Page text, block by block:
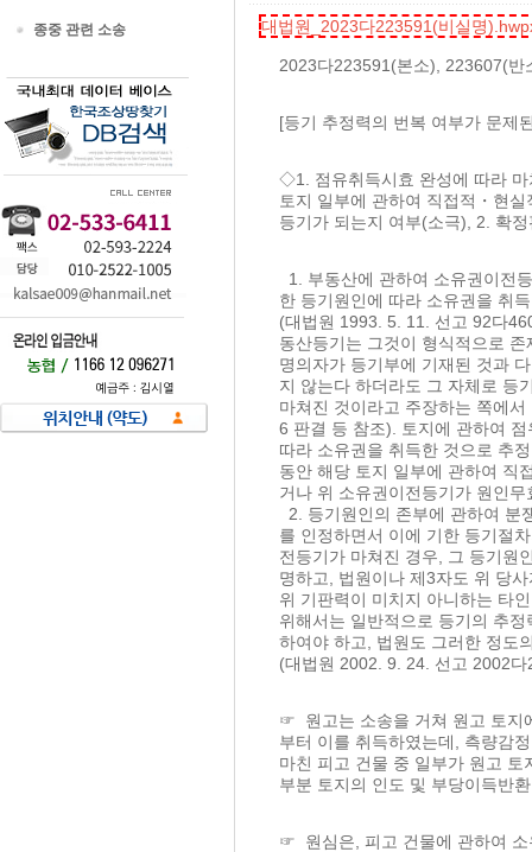
종중 관련 소송 대법원_2023다223591(비실명
2023다223591(본소), 223607(
[등기 추정력의 번복 여부가 문제
◇1. 점유취득시효 완성에 따라 마
토지 일부에 관하여 직접적・현
등기가 되는지 여부(소극), 2. 확
1. 부동산에 관하여 소유권이전
한 등기원인에 따라 소유권을 취
(대법원 1993. 5. 11. 선고 92다
동산등기는 그것이 형식적으로
명의자가 등기부에 기재된 것과
지 않는다 하더라도 그 자체로 등
마쳐진 것이라고 주장하는 쪽에
6 판결 등 참조). 토지에 관하여
따라 소유권을 취득한 것으로 추
동안 해당 토지 일부에 관하여 직
거나 위 소유권이전등기가 원인
2. 등기원인의 존부에 관하여 분
를 인정하면서 이에 기한 등기절
전등기가 마쳐진 경우, 그 등기원
명하고, 법원이나 제3자도 위 당
위 기판력이 미치지 아니하는 타
위해서는 일반적으로 등기의 추
하여야 하고, 법원도 그러한 정도
(대법원 2002. 9. 24. 선고 2002
☞ 원고는 소송을 거쳐 원고 토지
부터 이를 취득하였는데, 측량감
마친 피고 건물 중 일부가 원고
부분 토지의 인도 및 부당이득반
☞ 원심은, 피고 건물에 관하여 소